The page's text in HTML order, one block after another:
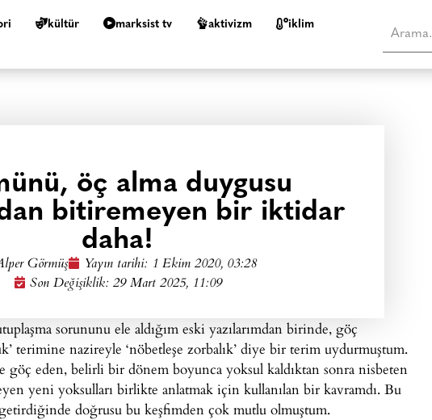
kültür marksist tv aktivizm i̇klim
öç alma duygusu
bitiremeyen bir iktidar
daha!
Görmüş Yayın tarihi: 1 Ekim 2020, 03:28
Son Değişiklik: 29 Mart 2025, 11:09
sorununu ele aldığım eski yazılarımdan birinde, göç
terimine nazireyle ‘nöbetleşe zorbalık’ diye bir terim uydurmuştum.
göç eden, belirli bir dönem boyunca yoksul kaldıktan sonra nisbeten
yeni yoksulları birlikte anlatmak için kullanılan bir kavramdı. Bu
getirdiğinde doğrusu bu keşfimden çok mutlu olmuştum.